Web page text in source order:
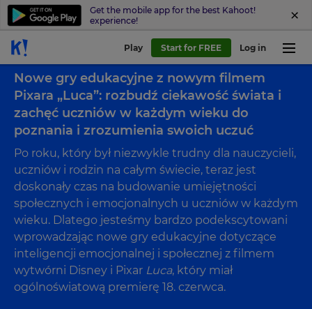
Get the mobile app for the best Kahoot!
experience!
Play Start for FREE Log in
Nowe gry edukacyjne z nowym filmem
Pixara „Luca”: rozbudź ciekawość świata i
zachęć uczniów w każdym wieku do
poznania i zrozumienia swoich uczuć
Po roku, który był niezwykle trudny dla nauczycieli,
uczniów i rodzin na całym świecie, teraz jest
doskonały czas na budowanie umiejętności
społecznych i emocjonalnych u uczniów w każdym
wieku. Dlatego jesteśmy bardzo podekscytowani
wprowadzając nowe gry edukacyjne dotyczące
inteligencji emocjonalnej i społecznej z filmem
wytwórni Disney i Pixar Luca, który miał
ogólnoświatową premierę 18. czerwca.